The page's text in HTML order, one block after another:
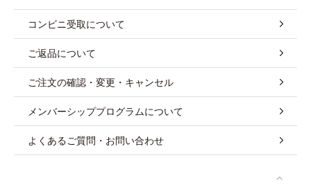
コンビニ受取について
ご返品について
ご注文の確認・変更・キャンセル
メンバーシッププログラムについて
よくあるご質問・お問い合わせ